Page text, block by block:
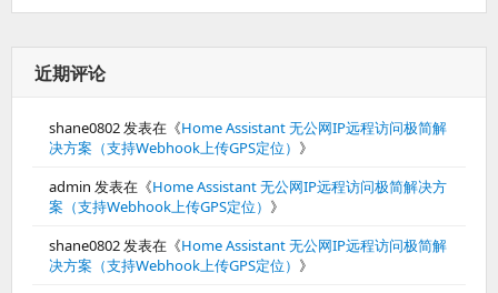
近期评论
shane0802发表在《Home Assistant 无公网IP远程访问极简解
决方案（支持Webhook上传GPS定位） 》
admin 发表在《Home Assistant 无公网IP远程访问极简解决方
案（支持Webhook上传GPS定位） 》
shane0802发表在《Home Assistant 无公网IP远程访问极简解
决方案（支持Webhook上传GPS定位） 》